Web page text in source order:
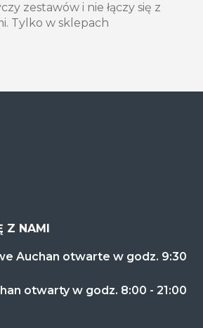
zestawów i nie łączy się z
Tylko w sklepach
Z NAMI
Auchan otwarte w godz. 9:30
otwarty w godz. 8:00 - 21:00